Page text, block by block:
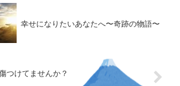
幸せになりたいあなたへ〜奇跡の物語〜
つけてませんか？